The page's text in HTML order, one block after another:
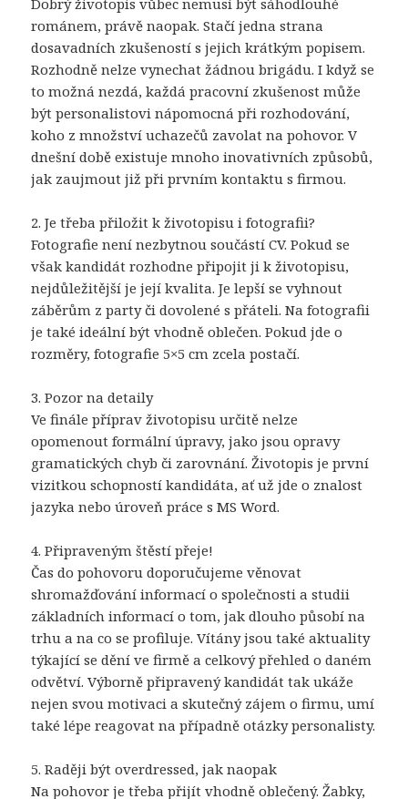
Dobrý životopis vůbec nemusí být sáhodlouhé
románem, právě naopak. Stačí jedna strana
dosavadních zkušeností s jejich krátkým popisem.
Rozhodně nelze vynechat žádnou brigádu. I když se
to možná nezdá, každá pracovní zkušenost může
být personalistovi nápomocná při rozhodování,
koho z množství uchazečů zavolat na pohovor. V
dnešní době existuje mnoho inovativních způsobů,
jak zaujmout již při prvním kontaktu s firmou.
2. Je třeba přiložit k životopisu i fotografii?
Fotografie není nezbytnou součástí CV. Pokud se
však kandidát rozhodne připojit ji k životopisu,
nejdůležitější je její kvalita. Je lepší se vyhnout
záběrům z party či dovolené s přáteli. Na fotografii
je také ideální být vhodně oblečen. Pokud jde o
rozměry, fotografie 5×5 cm zcela postačí.
3. Pozor na detaily
Ve finále příprav životopisu určitě nelze
opomenout formální úpravy, jako jsou opravy
gramatických chyb či zarovnání. Životopis je první
vizitkou schopností kandidáta, ať už jde o znalost
jazyka nebo úroveň práce s MS Word.
4. Připraveným štěstí přeje!
Čas do pohovoru doporučujeme věnovat
shromažďování informací o společnosti a studii
základních informací o tom, jak dlouho působí na
trhu a na co se profiluje. Vítány jsou také aktuality
týkající se dění ve firmě a celkový přehled o daném
odvětví. Výborně připravený kandidát tak ukáže
nejen svou motivaci a skutečný zájem o firmu, umí
také lépe reagovat na případně otázky personalisty.
5. Raději být overdressed, jak naopak
Na pohovor je třeba přijít vhodně oblečený. Žabky,